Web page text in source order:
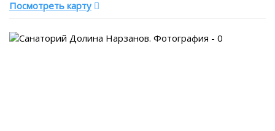
Посмотреть карту